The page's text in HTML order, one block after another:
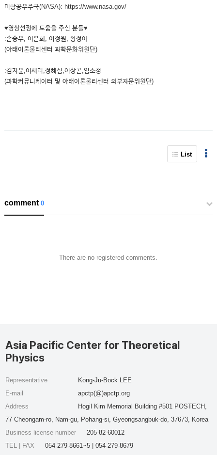
미항공우주국(NASA): https://www.nasa.gov/
♥영상선정에 도움을 주신 분들♥
:손승우, 이은희, 이정원, 황정아
(아태이론물리센터 과학문화위원단)
:김지윤,이세리,정혜심,이상곤,임소정
(과학커뮤니케이터 및 아태이론물리센터 외부자문위원단)
List
comment0
There are no registered comments.
Asia Pacific Center for Theoretical
Physics
Representative
Kong-Ju-Bock LEE
E-mail
apctp(@)apctp.org
Address
Hogil Kim Memorial Building #501 POSTECH,
77 Cheongam-ro, Nam-gu, Pohang-si, Gyeongsangbuk-do, 37673, Korea
Business license number
205-82-60012
TEL | FAX
054-279-8661~5 | 054-279-8679